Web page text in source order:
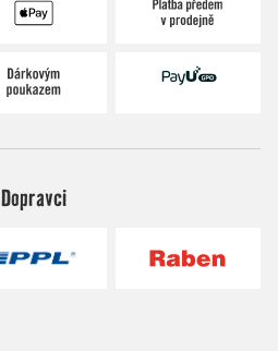
Dopravci